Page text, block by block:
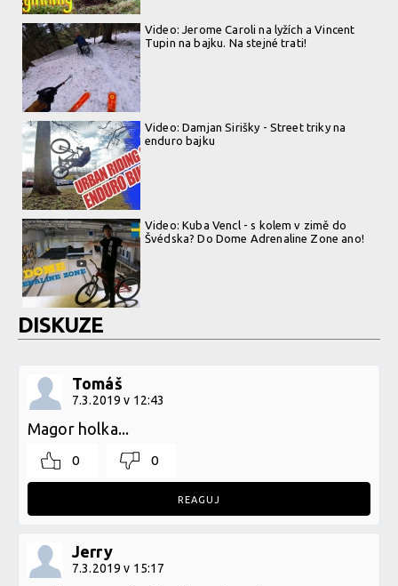
Video: Jerome Caroli na lyžích a Vincent
Tupin na bajku. Na stejné trati!
Video: Damjan Sirišky - Street triky na
enduro bajku
Video: Kuba Vencl - s kolem v zimě do
Švédska? Do Dome Adrenaline Zone ano!
DISKUZE
Tomáš
7.3.2019 v 12:43
Magor holka...
0 0
REAGUJ
Jerry
7.3.2019 v 15:17